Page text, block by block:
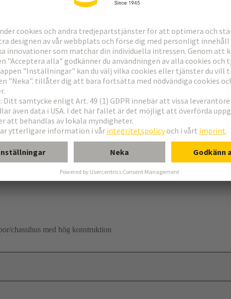
chassihus med hög konstruktion